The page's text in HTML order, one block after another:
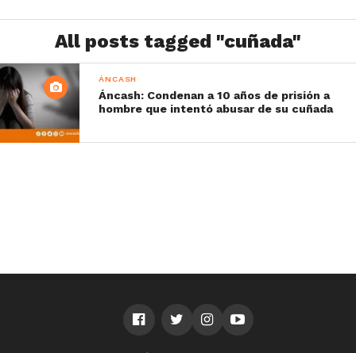
All posts tagged "cuñada"
ÁNCASH
Áncash: Condenan a 10 años de prisión a
hombre que intentó abusar de su cuñada